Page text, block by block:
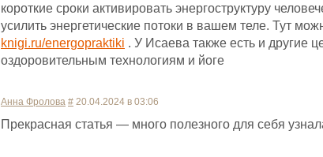
короткие сроки активировать энергоструктуру
усилить энергетические потоки в вашем теле. Тут
knigi.ru/energopraktiki . У Исаева также есть и другие
оздоровительным технологиям и йоге
Анна Фролова # 20.04.2024 в 03:06
Прекрасная статья — много полезного для себя